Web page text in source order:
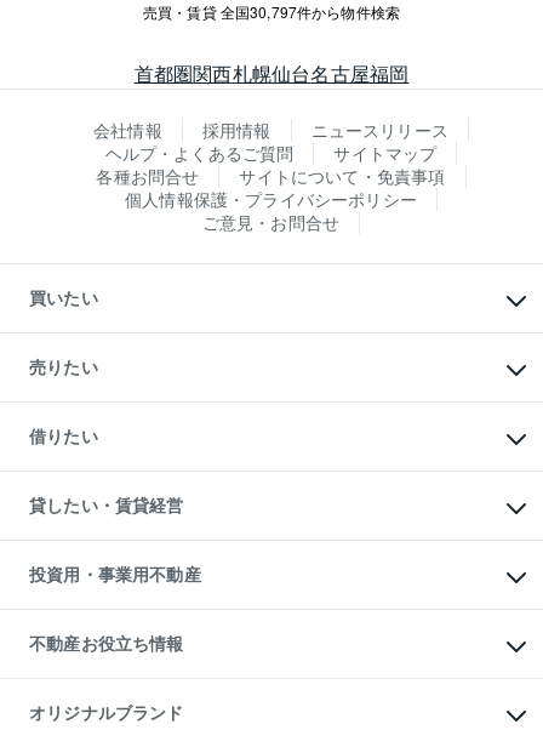
売買・賃貸 全国30,797件から物件検索
首都圏関西札幌仙台名古屋福岡
会社情報 採用情報
ニュースリリース
ヘルプ・よくあるご質問
サイトマップ
各種お問合せ
サイトについて・免責事項
個人情報保護・プライバシーポリシー
ご意見・お問合せ
買いたい
新築・分譲マンションの購入
中古マンションの購入
一戸建ての購入
中古一戸建ての購入
不動産購入の流れ
注目キーワード物件特集
購入ガイド
English 繁体中文簡体中文
売りたい
一戸建ての売却・査定
土地の売却・査定
スピードAI査定
不動産査定について
不動産売却の流れ
不動産買換えの流れ
売却ガイド
借りたい
オフィス・店舗の賃貸
借りるときの流れ
借りるガイド
貸したい・賃貸経営
マンション賃料データ
賃貸管理プラン
リロケーションについて
貸すガイド
投資用・事業用不動産
事業用不動産
マンション投資
投資用マンション
アパート経営
不動産お役立ち情報
マンションライブラリー
人気マンションランキング
オリジナルブランド